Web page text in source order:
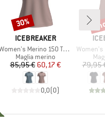
MARCHIO
ICEBREAKER
Merino 150 Tech Lite S/S Stars
Gruppo di prodotti
Maglia merino
Prezzo
85,95 €Prezzo ridotto
60,17 €
0,0(0)
Sconto
30%
Articolo
Women's Merino
79,95